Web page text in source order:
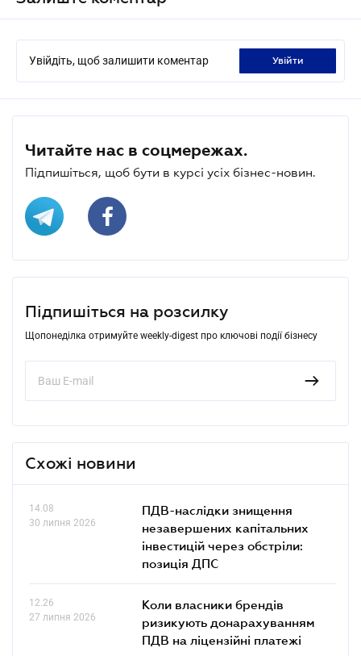
Увійдіть, щоб залишити коментар увійти
Читайте нас в соцмережах.
Підпишіться, щоб бути в курсі усіх бізнес-новин.
Підпишіться на розсилку
Щопонеділка отримуйте weekly-digest про ключові події бізнесу
Схожі новини
14.08
30 липня 2026
ПДВ-наслідки знищення
незавершених капітальних
інвестицій через обстріли:
позиція ДПС
12.26
27 липня 2026
Коли власники брендів
ризикують донарахуванням
ПДВ на ліцензійні платежі